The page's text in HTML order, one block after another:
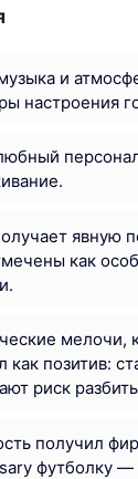
и
настроения
явную
как
мелочи,
как позитив:
риск
получил
футболку —